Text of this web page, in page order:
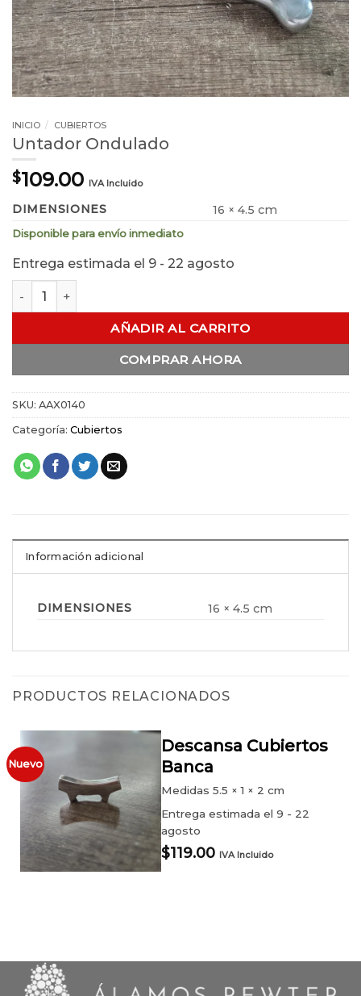
INICIO / CUBIERTOS
Untador Ondulado
$109.00 IVA Incluido
DIMENSIONES 16 × 4.5 cm
Disponible para envío inmediato
Entrega estimada el 9 - 22 agosto
Untador Ondulado cantidad
AÑADIR AL CARRITO
COMPRAR AHORA
SKU: AAX0140
Categoría: Cubiertos
Información adicional
DIMENSIONES 16 × 4.5 cm
PRODUCTOS RELACIONADOS
Nuevo
Descansa Cubiertos
Banca
Medidas5.5 × 1 × 2 cm
Entrega estimada el 9 - 22
agosto
$119.00 IVA Incluido